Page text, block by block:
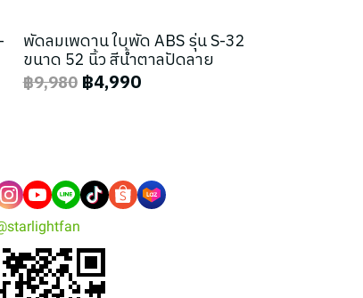
พัดลมเพดาน ใบพัด ABS รุ่น S-32
ขนาด 52 นิ้ว สีน้ำตาลปัดลาย
฿9,980 ฿4,990